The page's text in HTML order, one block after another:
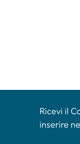
Ricevi il
inserire